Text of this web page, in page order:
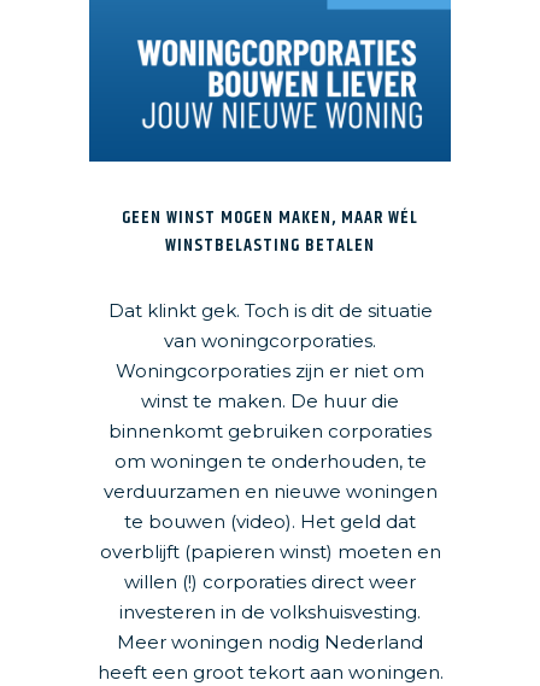
GEEN WINST MOGEN MAKEN, MAAR WÉL
WINSTBELASTING BETALEN
Dat klinkt gek. Toch is dit de situatie
van woningcorporaties.
Woningcorporaties zijn er niet om
winst te maken. De huur die
binnenkomt gebruiken corporaties
om woningen te onderhouden, te
verduurzamen en nieuwe woningen
te bouwen (video). Het geld dat
overblijft (papieren winst) moeten en
willen (!) corporaties direct weer
investeren in de volkshuisvesting.
Meer woningen nodig Nederland
heeft een groot tekort aan woningen.